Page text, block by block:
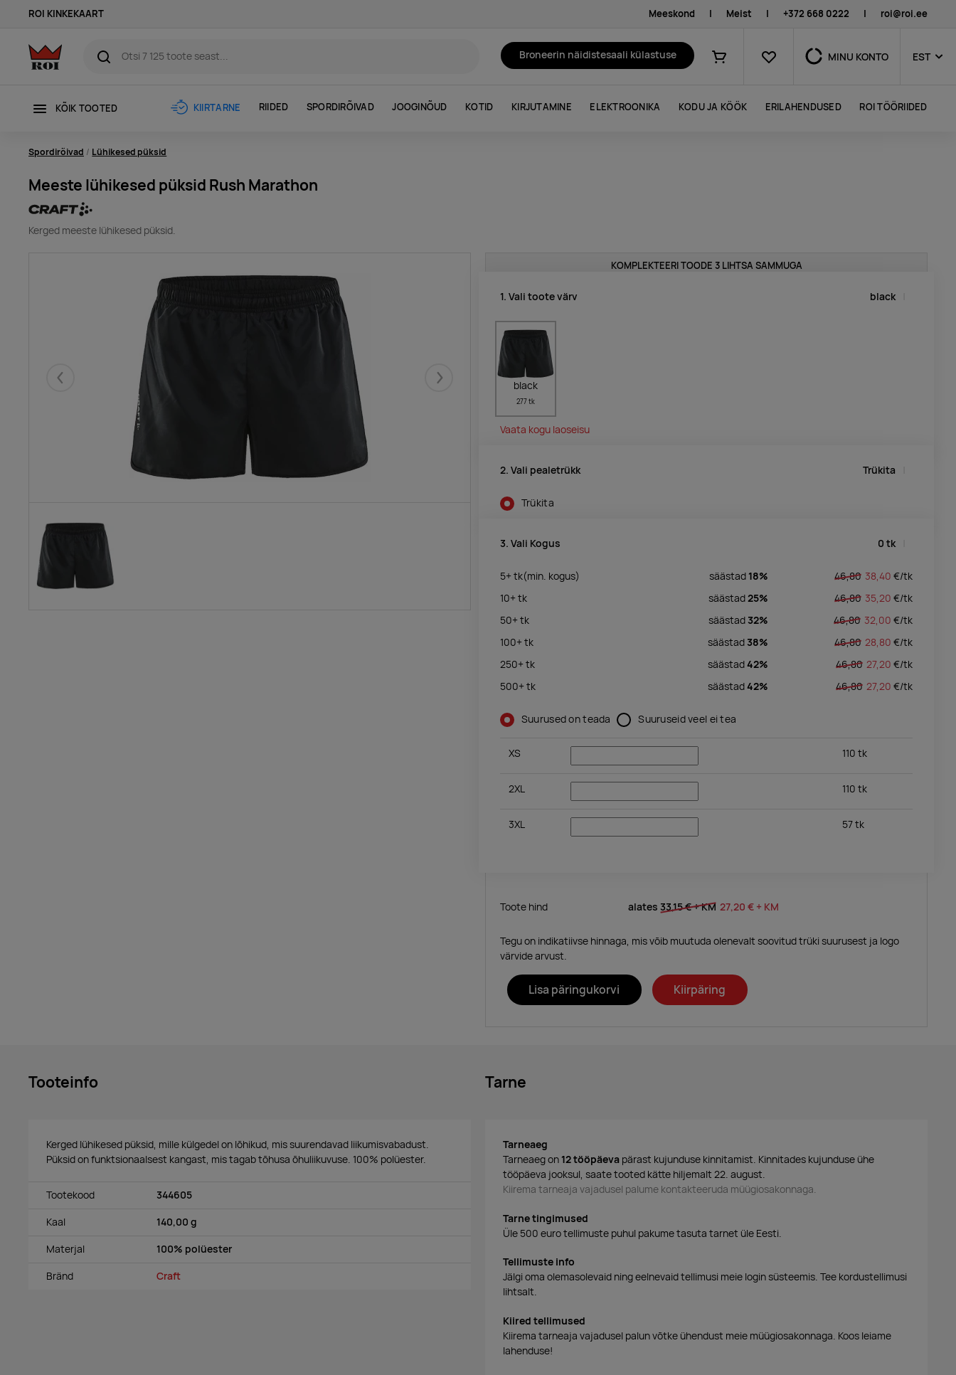
ROI KINKEKAART Meeskond | Meist | +372 668 0222 | roi@roi.ee
Broneerin näidistesaali külastuse
Ostukorv
Lemmikud MINU KONTO EST
KÕIK TOOTED KIIRTARNE RIIDED SPORDIRÕIVAD JOOGINÕUD KOTID KIRJUTAMINE ELEKTROONIKA KODU JA KÖÖK ERILAHENDUSED ROI TÖÖRIIDED
Spordirõivad Lühikesed püksid
Meeste lühikesed püksid Rush Marathon
Kerged meeste lühikesed püksid.
Eelmised Järgmised
KOMPLEKTEERI TOODE 3 LIHTSA SAMMUGA
1. Vali toote värv black
black
277 tk
Vaata kogu laoseisu
2. Vali pealetrükk Trükita
Trükita
3. Vali Kogus 0 tk
5+tk(min. kogus) säästad 18% 46,80 38,40 €/tk
10+tk säästad25% 46,80 35,20 €/tk
50+tk säästad 32% 46,80 32,00 €/tk
100+tk säästad 38% 46,80 28,80 €/tk
250+tk säästad42% 46,80 27,20 €/tk
500+tk säästad42% 46,80 27,20 €/tk
Suurused on teada Suuruseid veel ei tea
XS 110 tk
2XL 110 tk
3XL 57tk
Toote hind alates 33,15 €+ KM 27,20 € + KM
Tegu on indikatiivse hinnaga, mis võib muutuda olenevalt soovitud trüki suurusest ja logo
värvide arvust.
Lisa päringukorvi Kiirpäring
Tooteinfo
Kerged lühikesed püksid, mille külgedel on lõhikud, mis suurendavad liikumisvabadust.
Püksid on funktsionaalsest kangast, mis tagab tõhusa õhuliikuvuse. 100% polüester.
Tootekood 344605
Kaal 140,00 g
Materjal 100% polüester
Bränd Craft
Tarne
Tarneaeg
Tarneaeg on 12 tööpäeva pärast kujunduse kinnitamist. Kinnitades kujunduse ühe
tööpäeva jooksul, saate tooted kätte hiljemalt 22. august.
Kiirema tarneaja vajadusel palume kontakteeruda müügiosakonnaga.
Tarne tingimused
Üle 500 euro tellimuste puhul pakume tasuta tarnet üle Eesti.
Tellimuste info
Jälgi oma olemasolevaid ning eelnevaid tellimusi meie login süsteemis. Tee kordustellimusi
lihtsalt.
Kiired tellimused
Kiirema tarneaja vajadusel palun võtke ühendust meie müügiosakonnaga. Koos leiame
lahenduse!